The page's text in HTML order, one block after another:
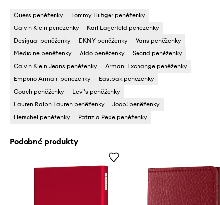
Guess peněženky
Tommy Hilfiger peněženky
Calvin Klein peněženky
Karl Lagerfeld peněženky
Desigual peněženky
DKNY peněženky
Vans peněženky
Medicine peněženky
Aldo peněženky
Secrid peněženky
Calvin Klein Jeans peněženky
Armani Exchange peněženky
Emporio Armani peněženky
Eastpak peněženky
Coach peněženky
Levi's peněženky
Lauren Ralph Lauren peněženky
Joop! peněženky
Herschel peněženky
Patrizia Pepe peněženky
Podobné produkty